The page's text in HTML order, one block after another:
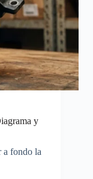
y
a fondo la